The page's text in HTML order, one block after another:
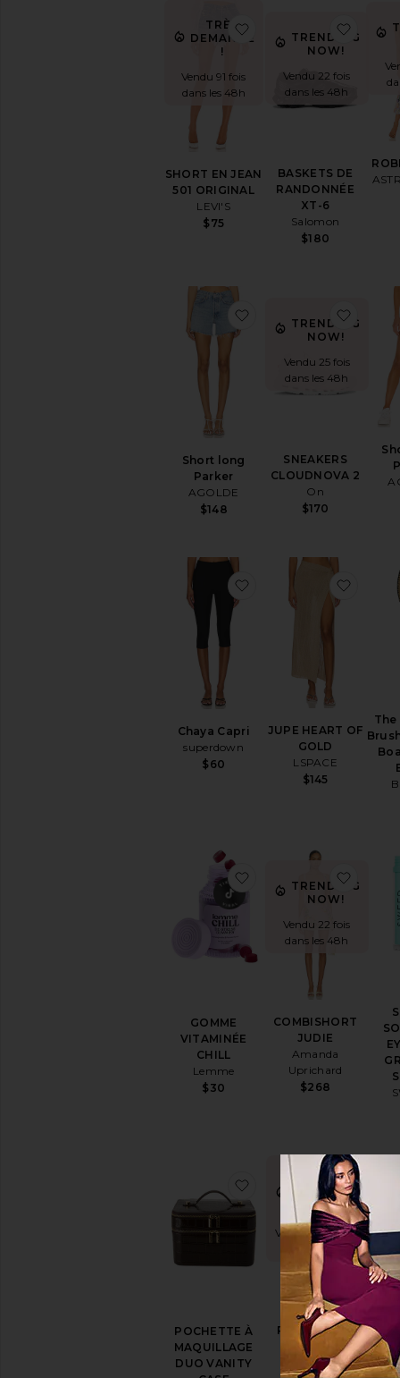
TRÈS
DEMANDÉ
!
Vendu 91 fois
dans les 48h
SHORT EN JEAN
501 ORIGINAL
LEVI'S
$75
ajouter aux
TRENDING
NOW!
Vendu 22 fois
dans les 48h
BASKETS DE
RANDONNÉE
XT-6
Salomon
$180
Short long
Parker
AGOLDE
$148
ajouter aux
TRENDING
NOW!
Vendu 25 fois
dans les 48h
SNEAKERS
CLOUDNOVA 2
On
$170
Chaya Capri
superdown
$60
ajouter aux
JUPE HEART OF
GOLD
LSPACE
$145
The
GOMME
VITAMINÉE
CHILL
Lemme
$30
ajouter aux
TRENDING
NOW!
Vendu 22 fois
dans les 48h
COMBISHORT
JUDIE
Amanda
Uprichard
$268
POCHETTE À
MAQUILLAGE
DUO VANITY
ajouter auxTRÈS
DEMANDÉ
!
Vendu 100+ fois
dans les 48h
ROBE STARS
ALIGN
LIONESS